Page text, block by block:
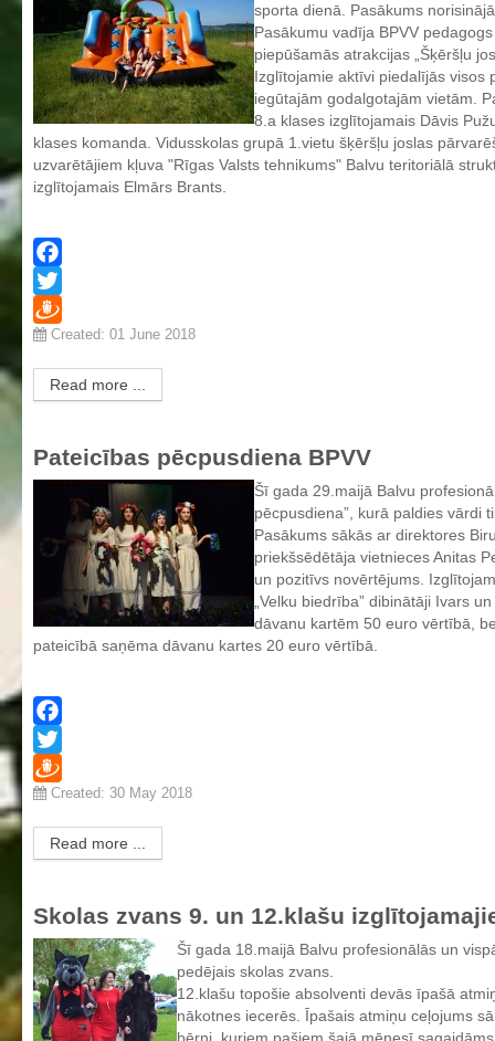
sporta dienā. Pasākums
Pasākumu vadīja BPVV
piepūšamās atrakcijas „Šķēršļu
Izglītojamie aktīvi piedalījās visos
iegūtajām godalgotajām vietām.
8.a klases izglītojamais Dāvis
klases komanda. Vidusskolas grupā 1.vietu šķēršļu joslas
uzvarētājiem kļuva "Rīgas Valsts tehnikums" Balvu teritoriālā
izglītojamais Elmārs Brants.
Facebook
Twitter
Draugiem
Created: 01 June 2018
Read more ...
Pateicības pēcpusdiena BPVV
Šī gada 29.maijā Balvu
pēcpusdiena”, kurā paldies vārdi
Pasākums sākās ar direktores
priekšsēdētāja vietnieces Anitas
un pozitīvs novērtējums.
„Velku biedrība” dibinātāji Ivars
dāvanu kartēm 50 euro vērtībā,
pateicībā saņēma dāvanu kartes 20 euro vērtībā.
Facebook
Twitter
Draugiem
Created: 30 May 2018
Read more ...
Skolas zvans 9. un 12.klašu
Šī gada 18.maijā Balvu profesionālās un
pedējais skolas zvans.
12.klašu topošie absolventi devās īpašā
nākotnes iecerēs. Īpašais atmiņu ceļojums